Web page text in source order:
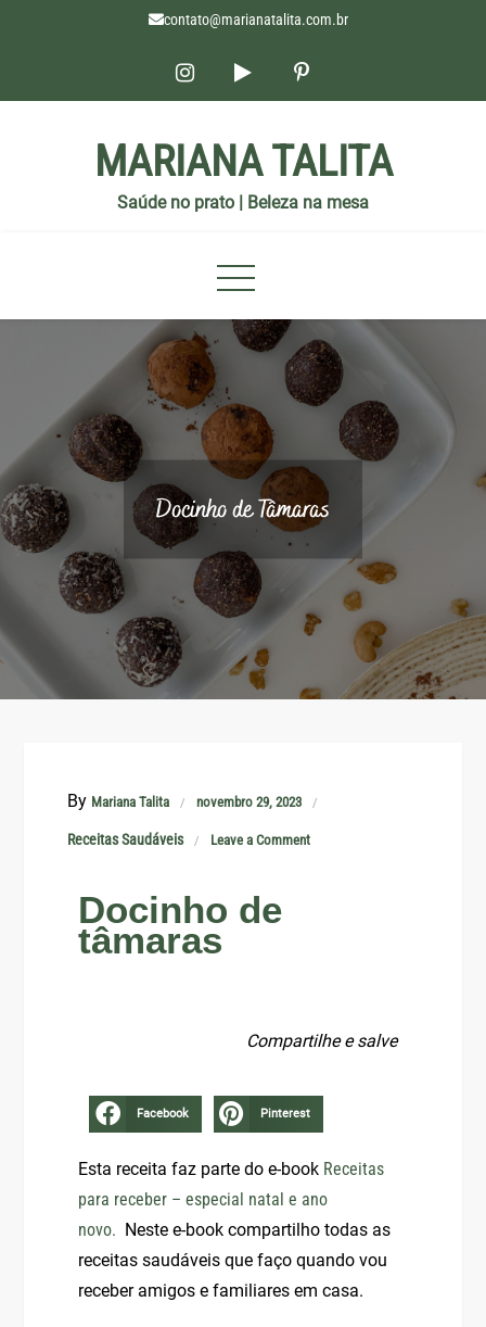
contato@marianatalita.com.br
MARIANA TALITA
Saúde no prato | Beleza na mesa
Docinho de Tâmaras
By Mariana Talita novembro 29, 2023
Receitas Saudáveis Leave a Comment
Docinho de
tâmaras
Compartilhe e salve
Facebook Pinterest
Esta receita faz parte do e-book Receitas
para receber – especial natal e ano
novo. Neste e-book compartilho todas as
receitas saudáveis que façoquando vou
receber amigos e familiares em casa.